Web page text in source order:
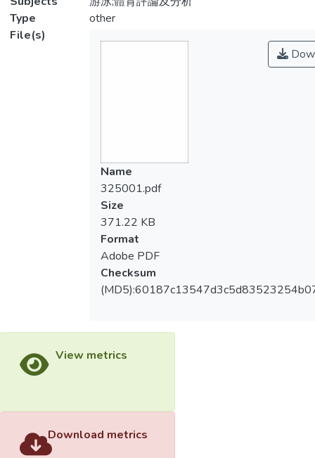
Type
other
File(s)
Name
325001.pdf
Size
371.22 KB
Format
Adobe PDF
Checksum
View metrics
Download metrics